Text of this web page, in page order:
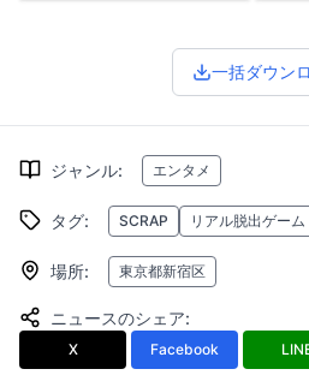
一括ダウン
ジャンル: エンタメ
タグ: SCRAP リアル脱出ゲーム
場所: 東京都新宿区
ニュースのシェア:
X Facebook